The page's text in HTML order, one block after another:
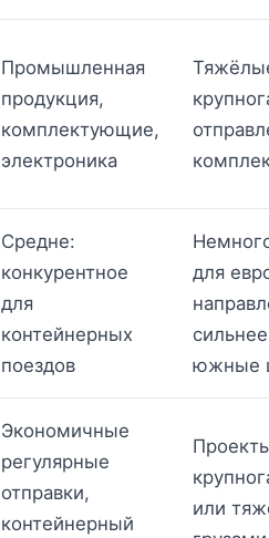
Промышленная
продукция,
комплектующие,
электроника
Средне:
конкурентное
для
контейнерных
поездов
для
южные
Экономичные
регулярные
отправки,
контейнерный
или